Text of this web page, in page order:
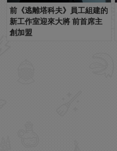
前《逃離塔科夫》員工組建的
新工作室迎來大將 前首席主
創加盟